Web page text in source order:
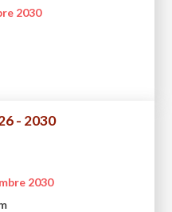
2030
- 2030
2030